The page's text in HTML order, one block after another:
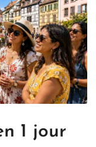
1 jour